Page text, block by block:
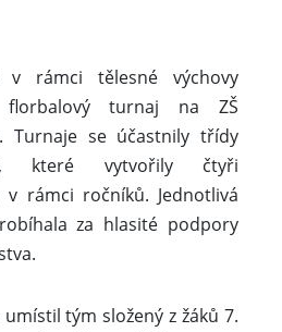
v rámci tělesné výchovy
florbalový turnaj na ZŠ
Turnaje se účastnily třídy
které vytvořily čtyři
rámci ročníků. Jednotlivá
za hlasité podpory
tým složený z žáků 7.